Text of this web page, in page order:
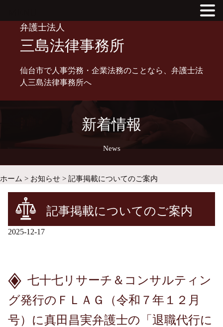
content
弁護士法人
三島法律事務所
仙台市で人事労務・企業法務のことなら、弁護士法
人三島法律事務所へ
新着情報
News
ホーム > お知らせ > 記事掲載についてのご案内
記事掲載についてのご案内
2025-12-17
七十七リサーチ＆コンサルティン
グ発行のＦＬＡＧ（令和７年１２月
号）に真田昌実弁護士の「退職代行に